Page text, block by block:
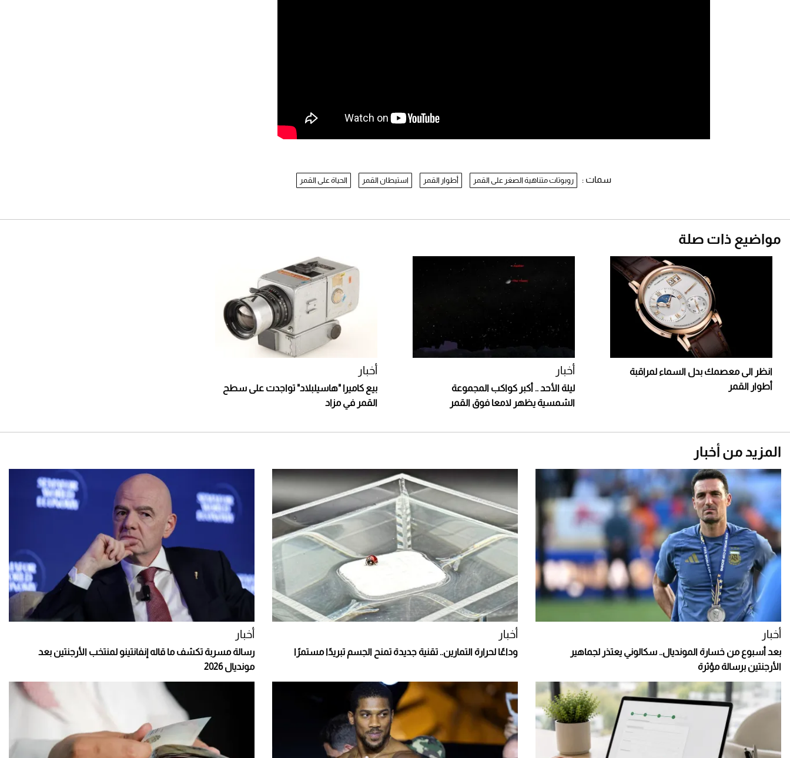
سمات : روبوتات متناهية الصغر على القمر أطوار القمر استيطان القمر الحياة على القمر
مواضيع ذات صلة
انظر الى معصمك بدل السماء لمراقبة
أطوار القمر
أخبار
ليلة الأحد .. أكبر كواكب المجموعة
الشمسية يظهر لامعا فوق القمر
أخبار
بيع كاميرا "هاسيلبلاد" تواجدت على سطح
القمر في مزاد
المزيد من أخبار
أخبار
بعد أسبوع من خسارة المونديال.. سكالوني يعتذر لجماهير
الأرجنتين برسالة مؤثرة
أخبار
وداعًا لحرارة التمارين.. تقنية جديدة تمنح الجسم تبريدًا مستمرًا
أخبار
رسالة مسربة تكشف ما قاله إنفانتينو لمنتخب الأرجنتين بعد
مونديال 2026